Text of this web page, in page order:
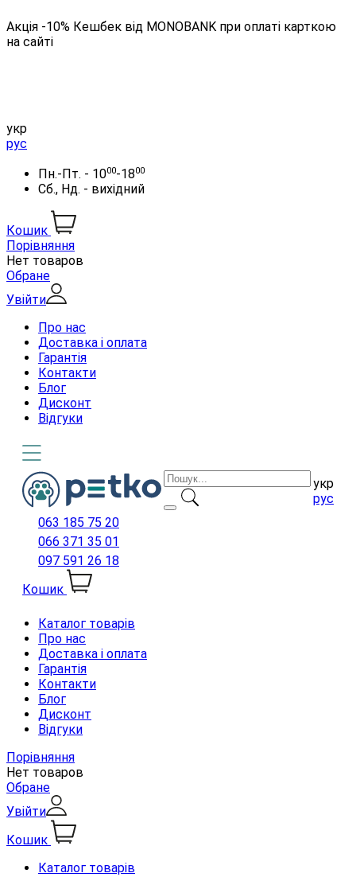
Акція -10% Кешбек від MONOBANK при оплаті карткою
на сайті
укр
рус
Пн.-Пт. - 1000-1800
Сб., Нд. - вихідний
Кошик
Порівняння
Нет товаров
Обране
Увійти
Про нас
Доставка і оплата
Гарантія
Контакти
Блог
Дисконт
Відгуки
укр
рус
063 185 75 20
066 371 35 01
097 591 26 18
Кошик
Каталог товарів
Про нас
Доставка і оплата
Гарантія
Контакти
Блог
Дисконт
Відгуки
Порівняння
Нет товаров
Обране
Увійти
Кошик
Каталог товарів